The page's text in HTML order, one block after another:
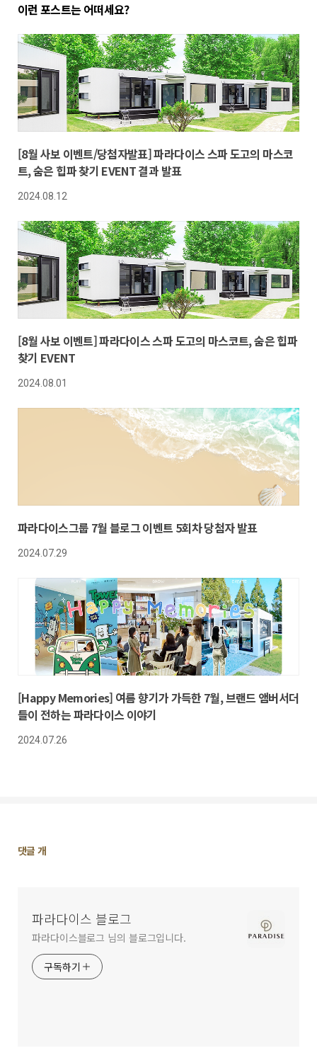
이런 포스트는 어떠세요?
[8월 사보 이벤트/당첨자발표] 파라다이스 스파 도고의 마스코
트, 숨은 힙파 찾기 EVENT 결과 발표
2024.08.12
[8월 사보 이벤트] 파라다이스 스파 도고의 마스코트, 숨은 힙파
찾기 EVENT
2024.08.01
파라다이스그룹 7월 블로그 이벤트 5회차 당첨자 발표
2024.07.29
[Happy Memories] 여름 향기가 가득한 7월, 브랜드 앰버서더
들이 전하는 파라다이스 이야기
2024.07.26
댓
댓글개
파라다이스 블로그
파라다이스블로그 님의 블로그입니다.
구독하기